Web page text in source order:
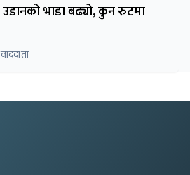
भाडा बढ्यो, कुन रुटमा